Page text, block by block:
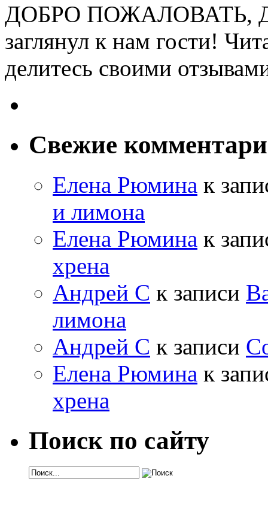
ДОБРО ПОЖАЛОВАТЬ,
заглянул к нам гости!
делитесь своими
Свежие
Елена Рюмина к
и лимона
Елена Рюмина к
хрена
Андрей С к записи
лимона
Андрей С к записи
Елена Рюмина к
хрена
Поиск по сайту